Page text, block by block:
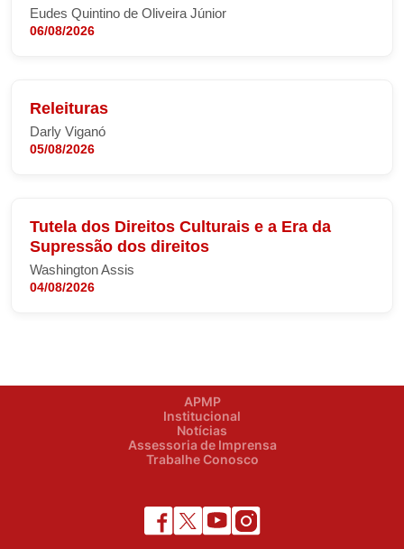
Eudes Quintino de Oliveira Júnior
06/08/2026
Releituras
Darly Viganó
05/08/2026
Tutela dos Direitos Culturais e a Era da
Supressão dos direitos
Washington Assis
04/08/2026
APMP
Institucional
Notícias
Assessoria de Imprensa
Trabalhe Conosco